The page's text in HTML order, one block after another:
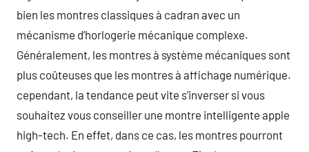
bien les montres classiques à cadran avec un
mécanisme d’horlogerie mécanique complexe.
Généralement, les montres à système mécaniques sont
plus coûteuses que les montres à affichage numérique.
cependant, la tendance peut vite s’inverser si vous
souhaitez vous conseiller une montre intelligente apple
high-tech. En effet, dans ce cas, les montres pourront